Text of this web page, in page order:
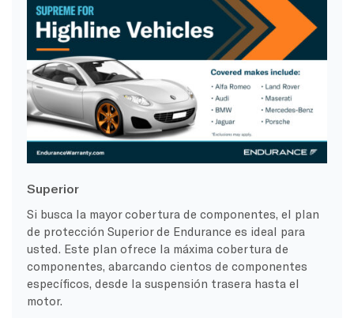
Superior
Si busca la mayor cobertura de componentes, el plan
de protección Superior de Endurance es ideal para
usted. Este plan ofrece la máxima cobertura de
componentes, abarcando cientos de componentes
específicos, desde la suspensión trasera hasta el
motor.